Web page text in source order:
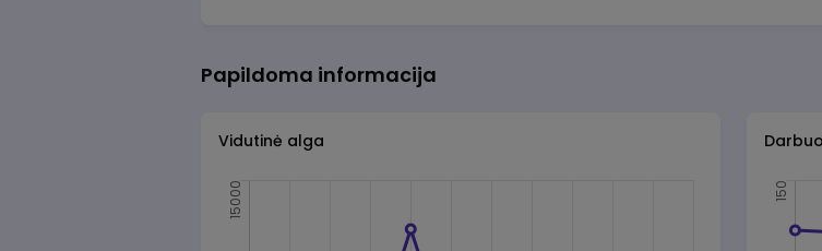
Papildoma informacija
Vidutinė alga